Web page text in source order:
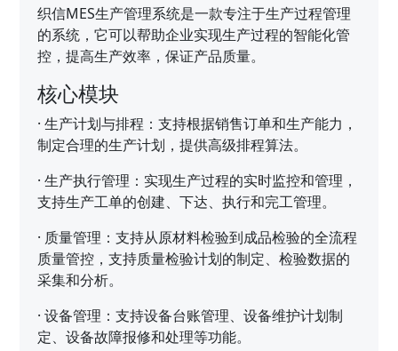
织信MES生产管理系统是一款专注于生产过程管理
的系统，它可以帮助企业实现生产过程的智能化管
控，提高生产效率，保证产品质量。
核心模块
·生产计划与排程：支持根据销售订单和生产能力，
制定合理的生产计划，提供高级排程算法。
·生产执行管理：实现生产过程的实时监控和管理，
支持生产工单的创建、下达、执行和完工管理。
· 质量管理：支持从原材料检验到成品检验的全流程
质量管控，支持质量检验计划的制定、检验数据的
采集和分析。
·设备管理：支持设备台账管理、设备维护计划制
定、设备故障报修和处理等功能。